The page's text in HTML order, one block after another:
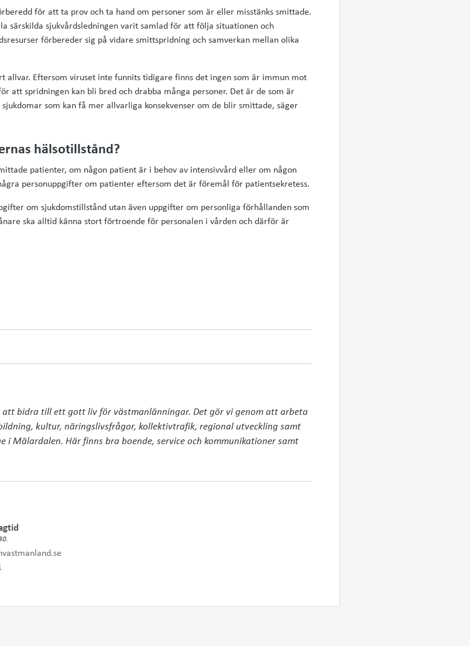
för att ta prov och ta hand om personer som är eller misstänks smittade.
särskilda sjukvårdsledningen varit samlad för att följa situationen och
förbereder sig på vidare smittspridning och samverkan mellan olika
allvar. Eftersom viruset inte funnits tidigare finns det ingen som är immun mot
att spridningen kan bli bred och drabba många personer. Det är de som är
som kan få mer allvarliga konsekvenser om de blir smittade, säger
hälsotillstånd?
patienter, om någon patient är i behov av intensivvård eller om någon
personuppgifter om patienter eftersom det är föremål för patientsekretess.
om sjukdomstillstånd utan även uppgifter om personliga förhållanden som
ska alltid känna stort förtroende för personalen i vården och därför är
att bidra till ett gott liv för västmanlänningar. Det gör vi genom att arbeta
kultur, näringslivsfrågor, kollektivtrafik, regional utveckling samt
i Mälardalen. Här finns bra boende, service och kommunikationer samt